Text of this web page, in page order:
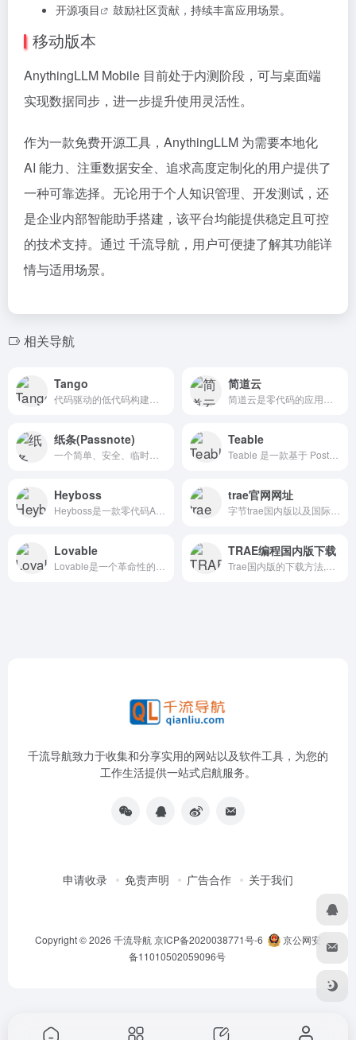
开源项目
鼓励社区贡献，持续丰富应用场景。
移动版本
AnythingLLM Mobile 目前处于内测阶段，可与桌面端
实现数据同步，进一步提升使用灵活性。
作为一款免费开源工具，AnythingLLM 为需要本地化
AI 能力、注重数据安全、追求高度定制化的用户提供了
一种可靠选择。无论用于个人知识管理、开发测试，还
是企业内部智能助手搭建，该平台均能提供稳定且可控
的技术支持。通过 千流导航，用户可便捷了解其功能详
情与适用场景。
相关导航
Tango 简道云
纸条(Passnote) Teable
Heyboss trae官网网址
Lovable TRAE编程国内版下载
千流导航致力于收集和分享实用的网站以及软件工具，为您的
工作生活提供一站式启航服务。
申请收录 免责声明 广告合作 关于我们
Copyright © 2026 千流导航京ICP备2020038771号-6
京公网安
备11010502059096号